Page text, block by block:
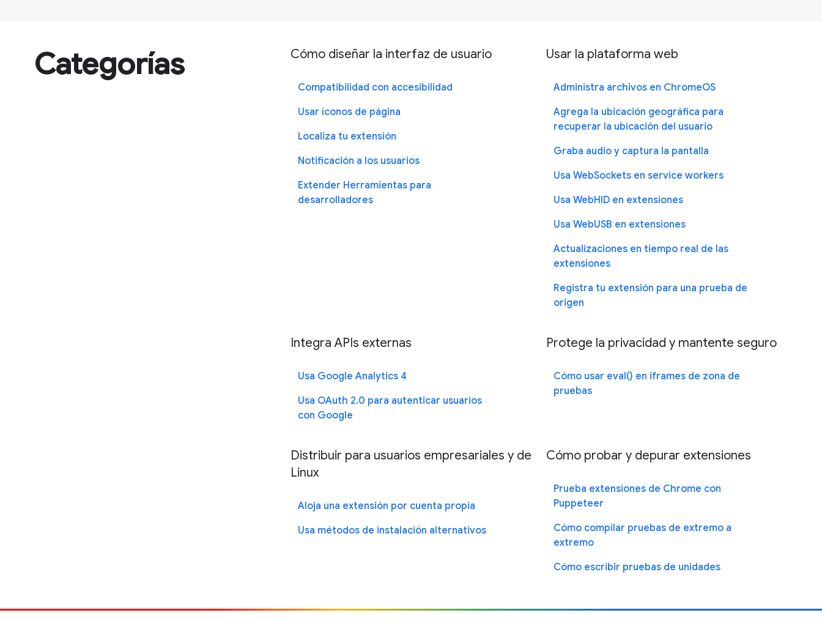
Categorías Cómo diseñar la interfaz de usuario
Compatibilidad con accesibilidad
Usar íconos de página
Localiza tu extensión
Notificación a los usuarios
Extender Herramientas para
desarrolladores
Usar la plataforma web
Administra archivos en ChromeOS
Agrega la ubicación geográfica para
recuperar la ubicación del usuario
Graba audio y captura la pantalla
Usa WebSockets en service workers
Usa WebHID en extensiones
Usa WebUSB en extensiones
Actualizaciones en tiempo real de las
extensiones
Registra tu extensión para una prueba de
origen
Integra APIs externas
Usa Google Analytics 4
Usa OAuth 2.0 para autenticar usuarios
con Google
Protege la privacidad y mantente seguro
Cómo usar eval() en iframes de zona de
pruebas
Distribuir para usuarios empresariales y de
Linux
Aloja una extensión por cuenta propia
Usa métodos de instalación alternativos
Cómo probar y depurar extensiones
Prueba extensiones de Chrome con
Puppeteer
Cómo compilar pruebas de extremo a
extremo
Cómo escribir pruebas de unidades